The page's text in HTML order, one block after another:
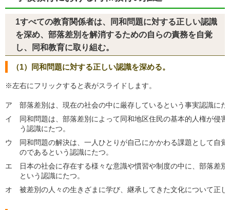
1すべての教育関係者は、同和問題に対する正しい認識
を深め、部落差別を解消するための自らの責務を自覚
し、同和教育に取り組む。
（1）同和問題に対する正しい認識を深める。
※左右にフリックすると表がスライドします。
ア
部落差別は、現在の社会の中に厳存しているという事実認識に
イ
同和問題は、部落差別によって同和地区住民の基本的人権が侵
う認識にたつ。
ウ
同和問題の解決は、一人ひとりが自己にかかわる課題として自
のであるという認識にたつ。
エ
日本の社会に存在する様々な意識や慣習や制度の中に、部落差
という認識にたつ。
オ
被差別の人々の生きざまに学び、継承してきた文化について正